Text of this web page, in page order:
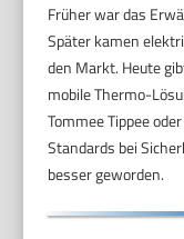
Früher war das
Später kamen
den Markt. Heute
mobile Thermo-
Tommee Tippee
Standards bei
besser geworden.